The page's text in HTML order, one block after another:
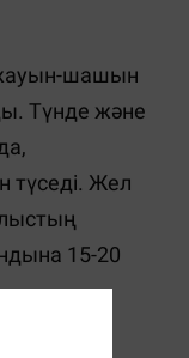
шашын
Түнде және
түседі. Жел
15-20